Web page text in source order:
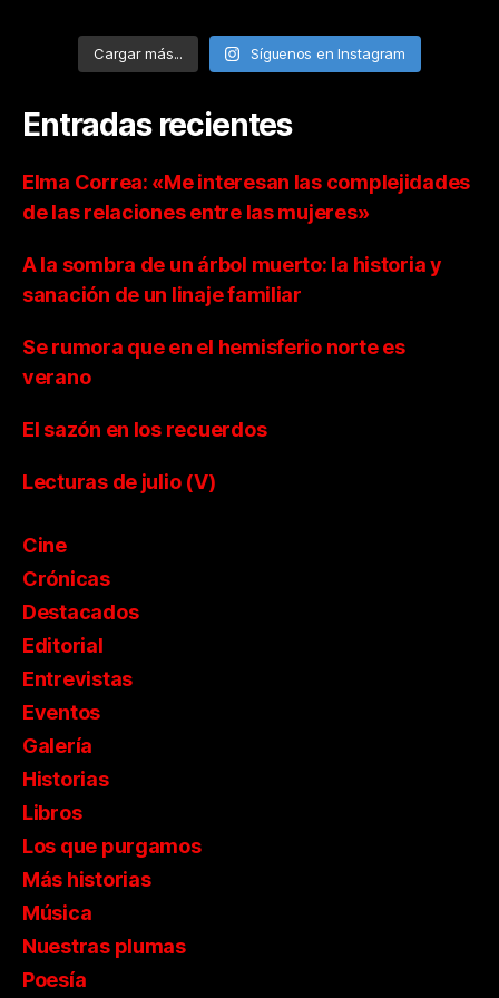
Cargar más... Síguenos en Instagram
Entradas recientes
Elma Correa: «Me interesan las complejidades
de las relaciones entre las mujeres»
A la sombra de un árbol muerto: la historia y
sanación de un linaje familiar
Se rumora que en el hemisferio norte es
verano
El sazón en los recuerdos
Lecturas de julio (V)
Cine
Crónicas
Destacados
Editorial
Entrevistas
Eventos
Galería
Historias
Libros
Los que purgamos
Más historias
Música
Nuestras plumas
Poesía